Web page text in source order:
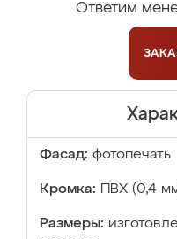
Ответим
Фасад: фотопечать
Кромка: ПВХ (0,4
Размеры: